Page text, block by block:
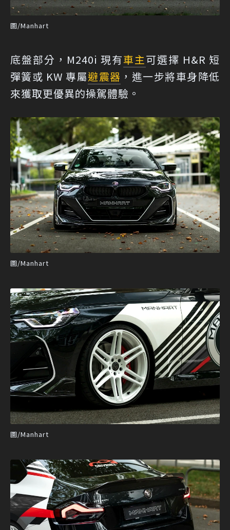
圖/Manhart
底盤部分，M240i 現有車主可選擇 H&R 短
彈簧或 KW 專屬避震器 ，進一步將車身降低
來獲取更優異的操駕體驗。
圖/Manhart
圖/Manhart